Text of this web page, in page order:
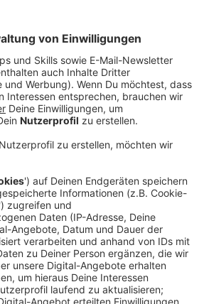
195 illegale Drohnenflüge
werden, gibt es Hinweise, dass
militärischen
Reul und andere Politiker
Einsätzen aus dem Ausland,
wobei dies bisher nicht in
wurde.
spaltet die Lager: SPD und
Rechtsgrundlagen und moderner
die Bedrohung als ernst, betont
einer eng abgestimmten
Polizei, Bundespolizei und
warnen davor, die Bundeswehr
und sprechen sich für
hybrider Bedrohungen sowie